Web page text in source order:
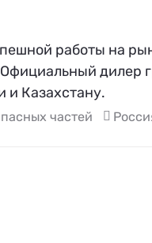
работы на
дилер
и Казахстану.
частей